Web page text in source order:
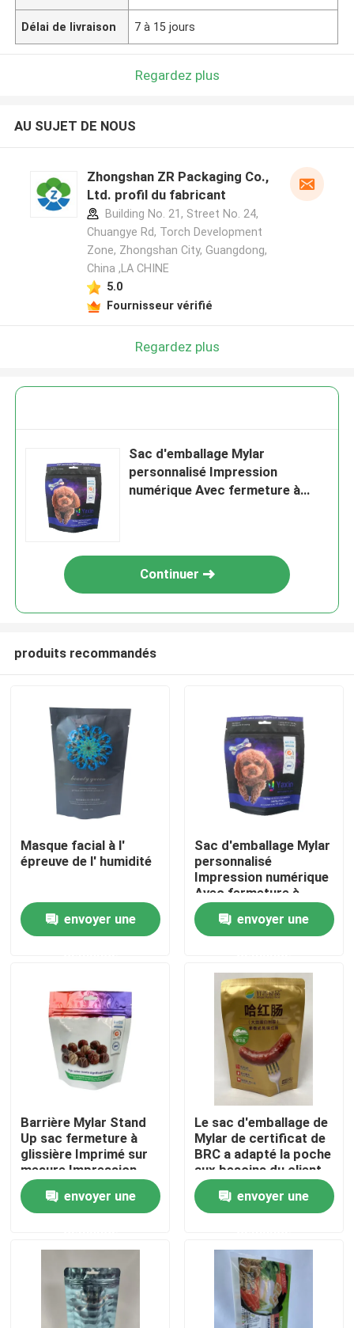
Maison
Produits
Visite d'usine
Contrôle de qualité
Contactez-nous
Nouvelles
Poches d'emballage alimentaire
Pochette d'emballage de bec
Délai de livraison 7 à 15 jours
Regardez plus
AU SUJET DE NOUS
Zhongshan ZR Packaging Co.,
Ltd. profil du fabricant
Building No. 21, Street No. 24,
Chuangye Rd, Torch Development
Zone, Zhongshan City, Guangdong,
China ,LA CHINE
5.0
Fournisseur vérifié
Regardez plus
Sac d'emballage Mylar
personnalisé Impression
numérique Avec fermeture à
Continuer
produits recommandés
Masque facial à l'
épreuve de l' humidité
envoyer une
Sac d'emballage Mylar
personnalisé
Impression numérique
Avec fermeture à
glissière et poignée
envoyer une
Barrière Mylar Stand
Up sac fermeture à
glissière Imprimé sur
mesure Impression
numérique alimentaire
envoyer une
Le sac d'emballage de
Mylar de certificat de
BRC a adapté la poche
aux besoins du client
de Mylar
envoyer une